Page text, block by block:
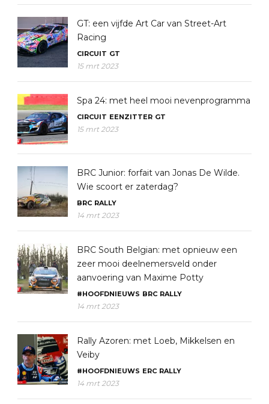
GT: een vijfde Art Car van Street-Art
Racing
CIRCUIT GT
15 mrt 2023
Spa 24: met heel mooi nevenprogramma
CIRCUIT EENZITTER GT
15 mrt 2023
BRC Junior: forfait van Jonas De Wilde.
Wie scoort er zaterdag?
BRC RALLY
14 mrt 2023
BRC South Belgian: met opnieuw een
zeer mooi deelnemersveld onder
aanvoering van Maxime Potty
#HOOFDNIEUWS BRC RALLY
14 mrt 2023
Rally Azoren: met Loeb, Mikkelsen en
Veiby
#HOOFDNIEUWS ERC RALLY
14 mrt 2023